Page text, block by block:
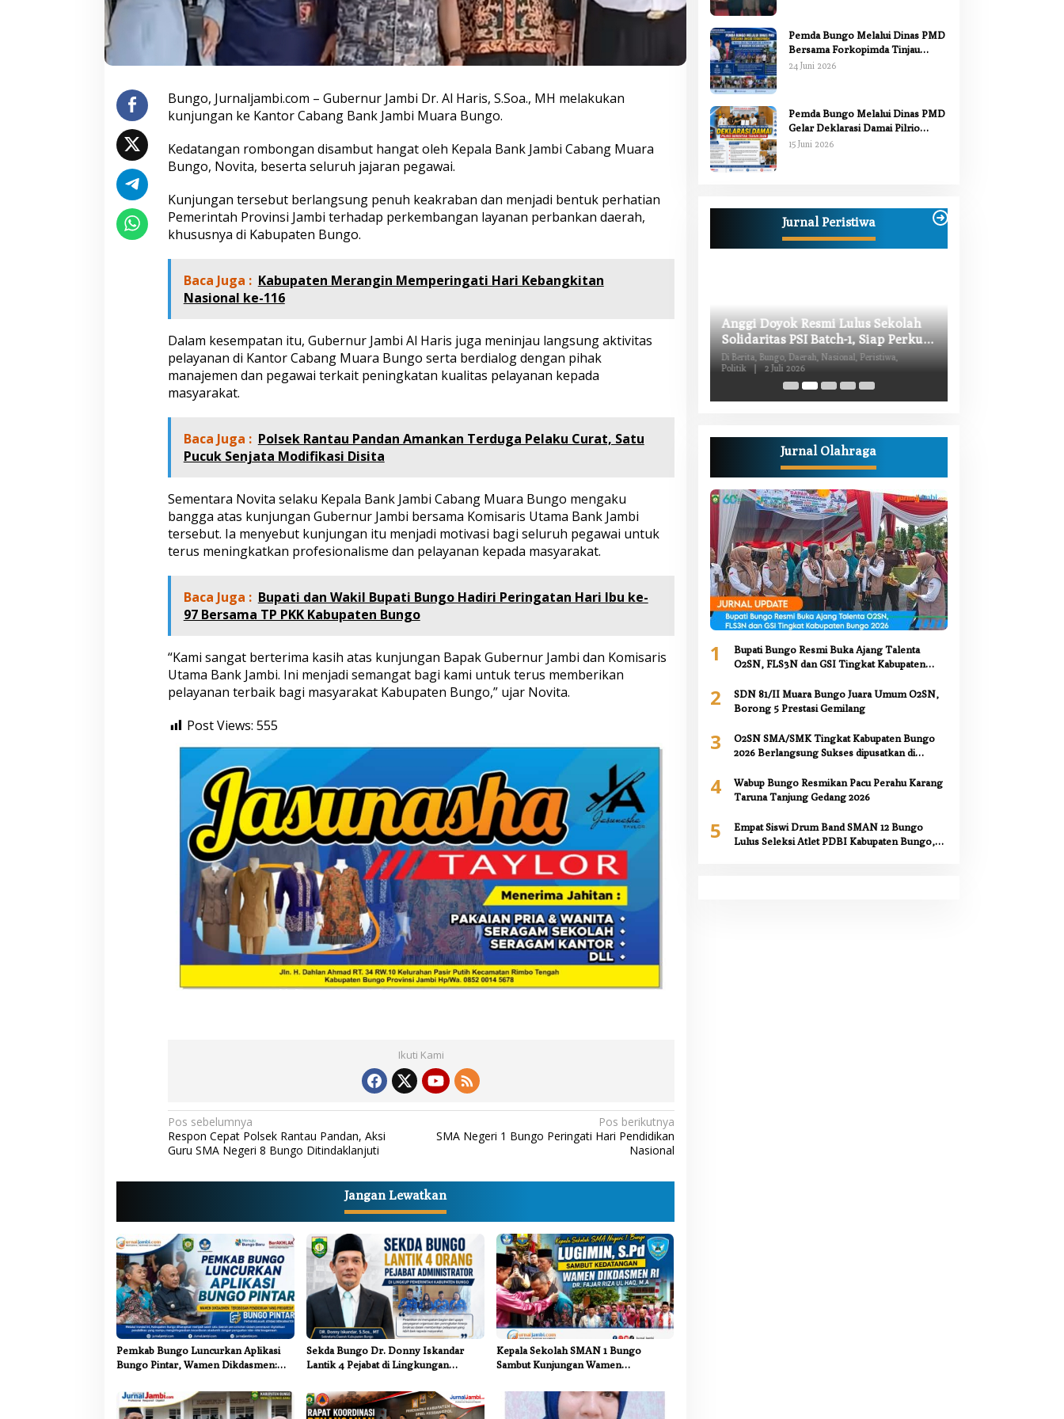
n
S
a
b
t
a
n
a
t
K
u
u
n
g
n
G
u
b
u
r
J
m
b
i
Bungo, Jurnaljambi.com – Gubernur Jambi Dr. Al Haris, S.Soa., MH melakukan
kunjungan ke Kantor Cabang Bank Jambi Muara Bungo.
Kedatangan rombongan disambut hangat oleh Kepala Bank Jambi Cabang Muara
Bungo, Novita, beserta seluruh jajaran pegawai.
Kunjungan tersebut berlangsung penuh keakraban dan menjadi bentuk perhatian
Pemerintah Provinsi Jambi terhadap perkembangan layanan perbankan daerah,
khususnya di Kabupaten Bungo.
Baca Juga : Kabupaten Merangin Memperingati Hari Kebangkitan
Nasional ke-116
Dalam kesempatan itu, Gubernur Jambi Al Haris juga meninjau langsung aktivitas
pelayanan di Kantor Cabang Muara Bungo serta berdialog dengan pihak
manajemen dan pegawai terkait peningkatan kualitas pelayanan kepada
masyarakat.
Baca Juga : Polsek Rantau Pandan Amankan Terduga Pelaku Curat, Satu
Pucuk Senjata Modifikasi Disita
Sementara Novita selaku Kepala Bank Jambi Cabang Muara Bungo mengaku
bangga atas kunjungan Gubernur Jambi bersama Komisaris Utama Bank Jambi
tersebut. Ia menyebut kunjungan itu menjadi motivasi bagi seluruh pegawai untuk
terus meningkatkan profesionalisme dan pelayanan kepada masyarakat.
Baca Juga : Bupati dan Wakil Bupati Bungo Hadiri Peringatan Hari Ibu ke-
97 Bersama TP PKK Kabupaten Bungo
“Kami sangat berterima kasih atas kunjungan Bapak Gubernur Jambi dan Komisaris
Utama Bank Jambi. Ini menjadi semangat bagi kami untuk terus memberikan
pelayanan terbaik bagi masyarakat Kabupaten Bungo,” ujar Novita.
Post Views: 555
Ikuti Kami
N
a
a
s
i
p
o
s
Pos sebelumnya
Respon Cepat Polsek Rantau Pandan, Aksi
Guru SMA Negeri 8 Bungo Ditindaklanjuti
Pos berikutnya
SMA Negeri 1 Bungo Peringati Hari Pendidikan
Nasional
Jangan Lewatkan
Pemkab Bungo Luncurkan Aplikasi
Bungo Pintar, Wamen Dikdasmen:
Progresif
Sekda Bungo Dr. Donny Iskandar
Lantik 4 Pejabat di Lingkungan
Kepala Sekolah SMAN 1 Bungo
Sambut Kunjungan Wamen
untuk Anak Putus Sekolah
Pemda Bungo Melalui Dinas PMD
Bersama Forkopimda Tinjau
Pelaksanaan Pilrio Serentak 2026
24 Juni 2026
Pemda Bungo Melalui Dinas PMD
Gelar Deklarasi Damai Pilrio
Serentak Tahun 2026
15 Juni 2026
Jurnal Peristiwa
Pengukuhan dan Simulasi SOP
Kampung Siaga Bencana Jaya Setia
Di Advetorial, Berita, Bungo, Daerah, Hukum &
Kriminal, Kesehatan, Nasional, Pemerintahan,
Peristiwa
| 30 Juli 2026
Anggi Doyok Resmi Lulus Sekolah
Solidaritas PSI Batch-1, Siap Perkuat
Kiprah Politik dari Daerah
Di Berita, Bungo, Daerah, Nasional, Peristiwa,
Politik
2 Juli 2026
Jurnal Olahraga
1
Bupati Bungo Resmi Buka Ajang Talenta
O2SN, FLS3N dan GSI Tingkat Kabupaten
2
SDN 81/II Muara Bungo Juara Umum O2SN,
Borong 5 Prestasi Gemilang
3
O2SN SMA/SMK Tingkat Kabupaten Bungo
2026 Berlangsung Sukses dipusatkan di
4
Wabup Bungo Resmikan Pacu Perahu Karang
Taruna Tanjung Gedang 2026
5
Empat Siswi Drum Band SMAN 12 Bungo
Lulus Seleksi Atlet PDBI Kabupaten Bungo,